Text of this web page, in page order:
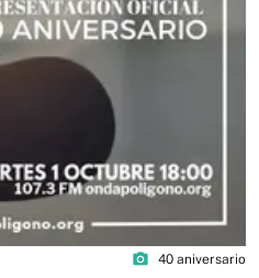
photo_camera 40 aniversario